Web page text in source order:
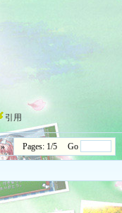
引用
» Pages: 1/5 Go